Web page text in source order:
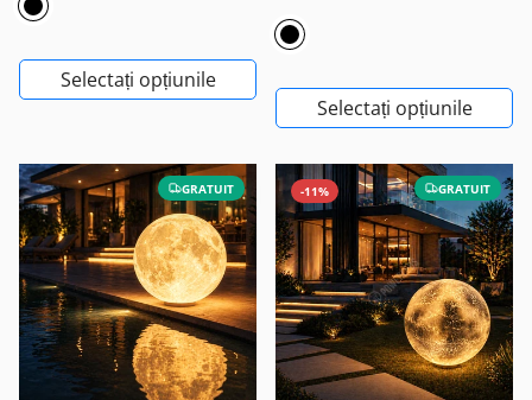
Selectați opțiunile
Selectați opțiunile
GRATUIT GRATUIT
-11%